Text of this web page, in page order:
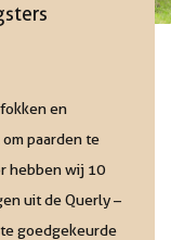
en
paarden te
hebben wij 10
uit de Querly –
goedgekeurde